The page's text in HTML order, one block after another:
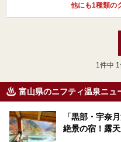
他にも1種類の
1 件中
富山県のニフティ温泉ニュ
「黒部・宇奈
絶景の宿！露